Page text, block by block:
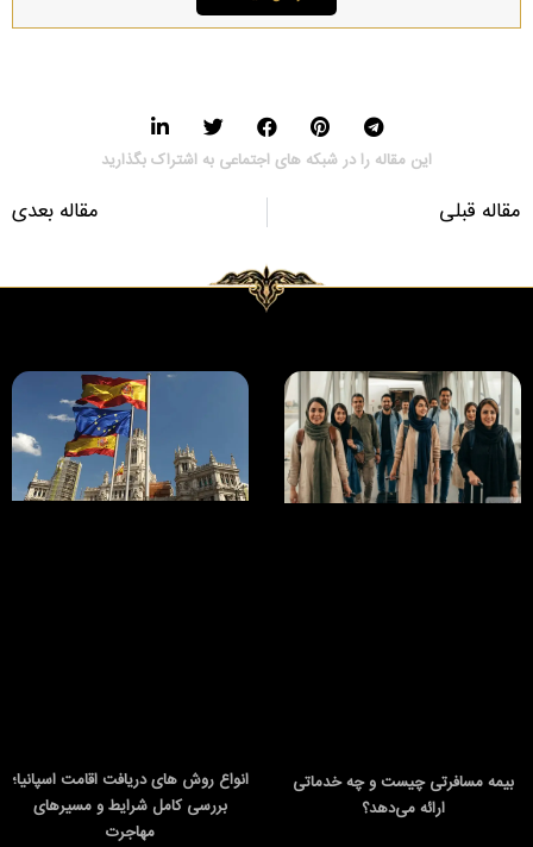
این مقاله را در شبکه های اجتماعی به اشتراک بگذارید
مقاله قبلی مقاله بعدی
بیمه مسافرتی چیست و چه خدماتی
ارائه می‌دهد؟
انواع روش های دریافت اقامت اسپانیا؛
بررسی کامل شرایط و مسیرهای
مهاجرت